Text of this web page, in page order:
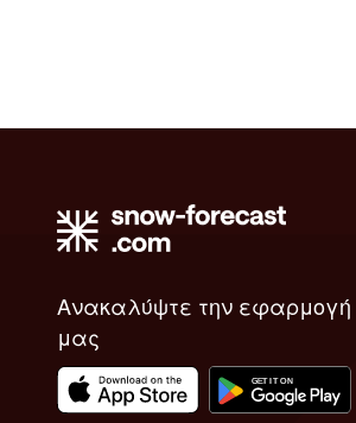
Ανακαλύψτε την εφαρμογή
μας